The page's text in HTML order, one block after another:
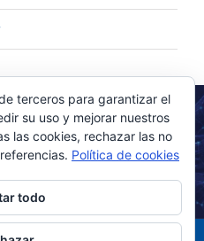
terceros para garantizar el
su uso y mejorar nuestros
las cookies, rechazar las no
Política de cookies
todo